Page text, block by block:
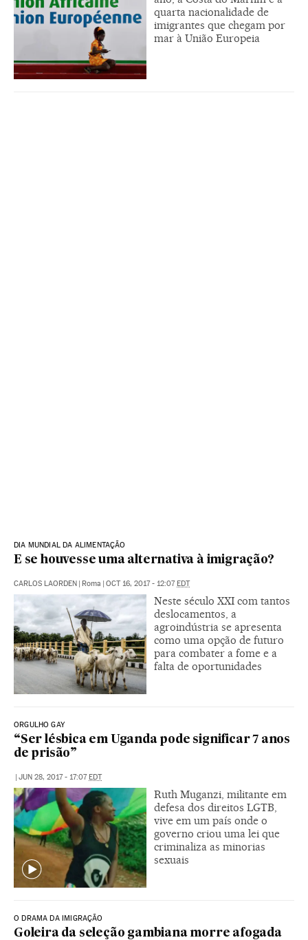
quarta nacionalidade de
imigrantes que chegam por
mar à União Europeia
DIA MUNDIAL DA ALIMENTAÇÃO
E se houvesse uma alternativa à imigração?
CARLOS LAORDEN | Roma | OCT 16, 2017 - 12:07EDT
Neste século XXI com tantos
deslocamentos, a
agroindústria se apresenta
como uma opção de futuro
para combater a fome e a
falta de oportunidades
ORGULHO GAY
“Ser lésbica em Uganda pode significar 7 anos
de prisão”
| JUN 28, 2017 - 17:07EDT
Ruth Muganzi, militante em
defesa dos direitos LGTB,
vive em um país onde o
governo criou uma lei que
criminaliza as minorias
sexuais
O DRAMA DA IMIGRAÇÃO
Goleira da seleção gambiana morre afogada